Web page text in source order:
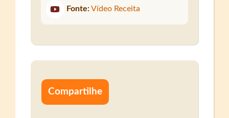
Fonte: Vídeo Receita
Compartilhe